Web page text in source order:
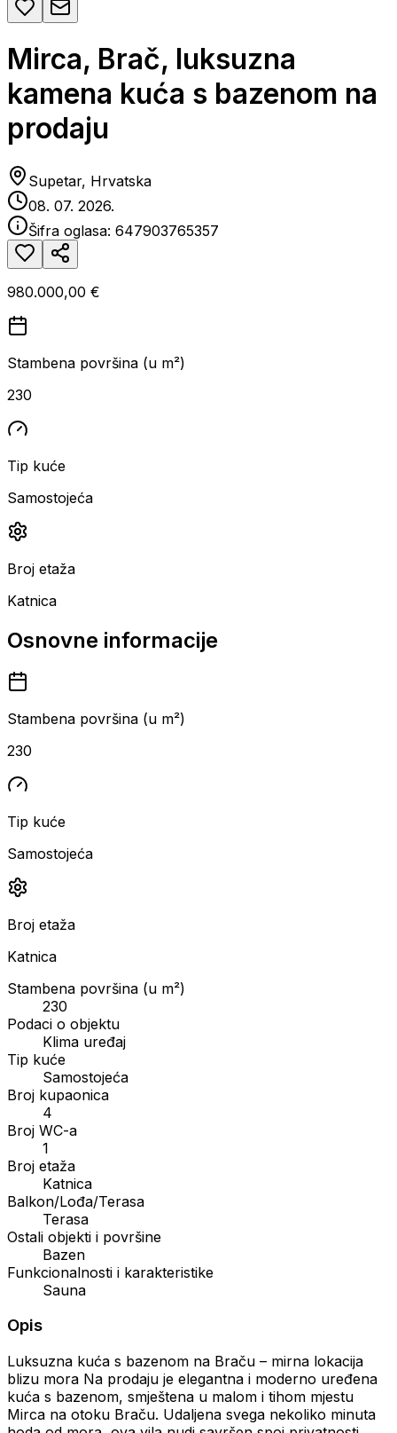
Mirca, Brač, luksuzna
kamena kuća s bazenom na
prodaju
Supetar, Hrvatska
08. 07. 2026.
Šifra oglasa: 647903765357
980.000,00 €
Stambena površina (u m²)
230
Tip kuće
Samostojeća
Broj etaža
Katnica
Osnovne informacije
Stambena površina (u m²)
230
Tip kuće
Samostojeća
Broj etaža
Katnica
Stambena površina (u m²)
230
Podaci o objektu
Klima uređaj
Tip kuće
Samostojeća
Broj kupaonica
4
Broj WC-a
1
Broj etaža
Katnica
Balkon/Lođa/Terasa
Terasa
Ostali objekti i površine
Bazen
Funkcionalnosti i karakteristike
Sauna
Opis
Luksuzna kuća s bazenom na Braču – mirna lokacija
blizu mora Na prodaju je elegantna i moderno uređena
kuća s bazenom, smještena u malom i tihom mjestu
Mirca na otoku Braču. Udaljena svega nekoliko minuta